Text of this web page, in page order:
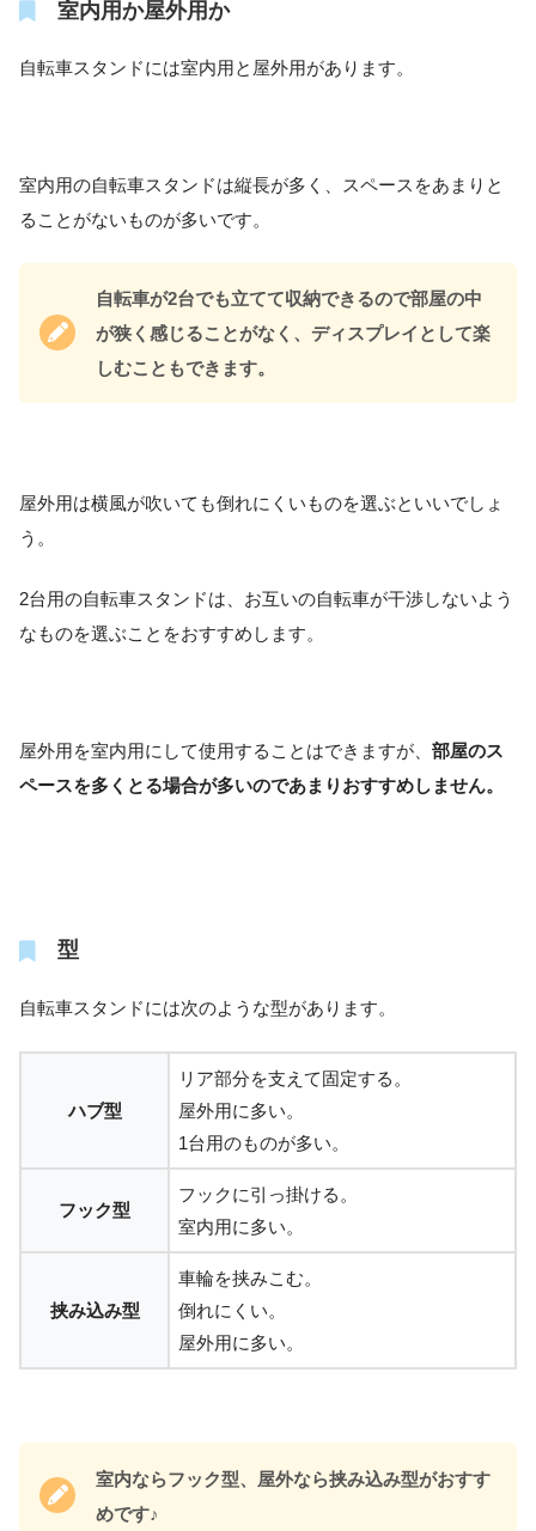
室内用か屋外用か
自転車スタンドには室内用と屋外用があります。
室内用の自転車スタンドは縦長が多く、スペースをあまりと
ることがないものが多いです。
自転車が2台でも立てて収納できるので部屋の中
が狭く感じることがなく、ディスプレイとして楽
しむこともできます。
屋外用は横風が吹いても倒れにくいものを選ぶといいでしょ
う。
2台用の自転車スタンドは、お互いの自転車が干渉しないよう
なものを選ぶことをおすすめします。
屋外用を室内用にして使用することはできますが、 部屋のス
ペースを多くとる場合が多いのであまりおすすめしません。
型
自転車スタンドには次のような型があります。
ハブ型
リア部分を支えて固定する。
屋外用に多い。
1台用のものが多い。
フック型
フックに引っ掛ける。
室内用に多い。
挟み込み型
車輪を挟みこむ。
倒れにくい。
屋外用に多い。
室内ならフック型、屋外なら挟み込み型がおすす
めです♪